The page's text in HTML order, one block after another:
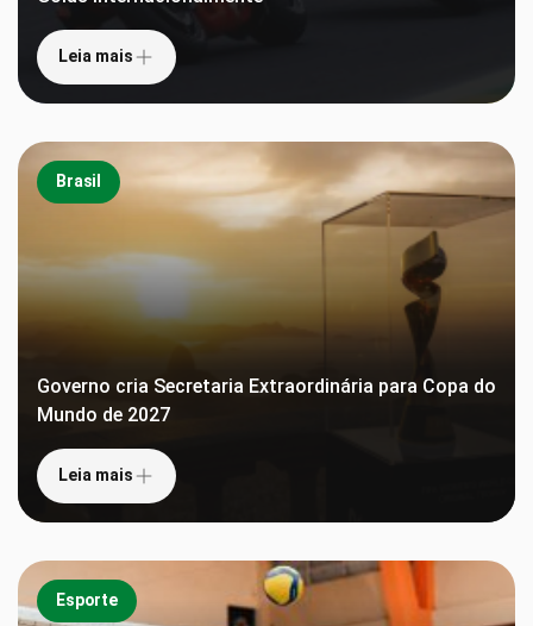
Leia mais
Brasil
Governo cria Secretaria Extraordinária para Copa do
Mundo de 2027
Leia mais
Esporte